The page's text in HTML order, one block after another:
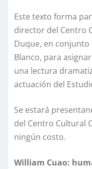
Este texto forma
director del Centro
Duque, en
Blanco, para
una lectura
actuación del
Se estará
del Centro Cultural
ningún costo.
William Cuao: